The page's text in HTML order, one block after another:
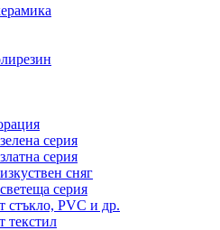
серия
серия
сняг
серия
стъкло, PVC и др.
текстил